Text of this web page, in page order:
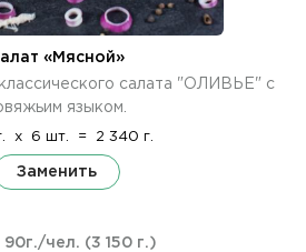
«Мясной»
салата "ОЛИВЬЕ" с
языком.
x 6 шт. = 2 340 г.
Заменить
90г./чел. (3 150 г.)